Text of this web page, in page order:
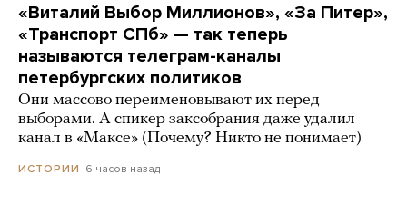
«Виталий Выбор Миллионов», «За Питер»,
«Транспорт СПб» — так теперь
называются телеграм-каналы
петербургских политиков
Они массово переименовывают их перед
выборами. А спикер заксобрания даже удалил
канал в «Максе» (Почему? Никто не понимает)
ИСТОРИИ 6 часов назад